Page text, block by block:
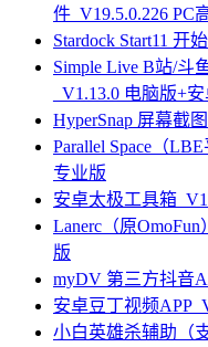
件_V19.5.0.226 PC
Stardock Start11 开
Simple Live B站/斗
_V1.13.0 电脑版+
HyperSnap 屏幕截
Parallel Space（
专业版
安卓太极工具箱
Lanerc（原
版
myDV 第三方抖音
安卓豆丁视频
小白英雄杀辅助（